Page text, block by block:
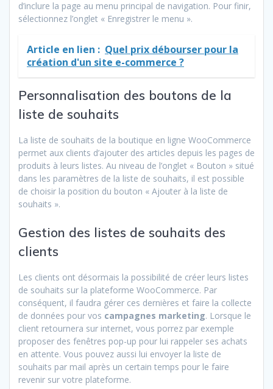
d’inclure la page au menu principal de navigation. Pour finir,
sélectionnez l’onglet « Enregistrer le menu ».
Article en lien : Quel prix débourser pour la
création d'un site e-commerce ?
Personnalisation des boutons de la
liste de souhaits
La liste de souhaits de la boutique en ligne WooCommerce
permet aux clients d’ajouter des articles depuis les pages de
produits à leurs listes. Au niveau de l’onglet « Bouton » situé
dans les paramètres de la liste de souhaits, il est possible
de choisir la position du bouton « Ajouter à la liste de
souhaits ».
Gestion des listes de souhaits des
clients
Les clients ont désormais la possibilité de créer leurs listes
de souhaits sur la plateforme WooCommerce. Par
conséquent, il faudra gérer ces dernières et faire la collecte
de données pour vos campagnes marketing. Lorsque le
client retournera sur internet, vous porrez par exemple
proposer des fenêtres pop-up pour lui rappeler ses achats
en attente. Vous pouvez aussi lui envoyer la liste de
souhaits par mail après un certain temps pour le faire
revenir sur votre plateforme.